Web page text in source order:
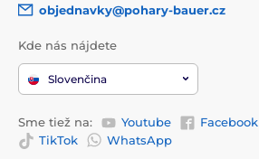
objednavky@pohary-bauer.cz
Kde nás nájdete
Slovenčina
Sme tiež na: Youtube Facebook
TikTok
WhatsApp